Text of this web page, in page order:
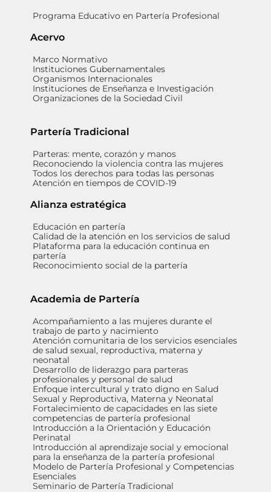
Programa Educativo en Partería Profesional
Acervo
Marco Normativo
Instituciones Gubernamentales
Organismos Internacionales
Instituciones de Enseñanza e Investigación
Organizaciones de la Sociedad Civil
Partería Tradicional
Parteras: mente, corazón y manos
Reconociendo la violencia contra las mujeres
Todos los derechos para todas las personas
Atención en tiempos de COVID-19
Alianza estratégica
Educación en partería
Calidad de la atención en los servicios de salud
Plataforma para la educación continua en
partería
Reconocimiento social de la partería
Academia de Partería
Acompañamiento a las mujeres durante el
trabajo de parto y nacimiento
Atención comunitaria de los servicios esenciales
de salud sexual, reproductiva, materna y
neonatal
Desarrollo de liderazgo para parteras
profesionales y personal de salud
Enfoque intercultural y trato digno en Salud
Sexual y Reproductiva, Materna y Neonatal
Fortalecimiento de capacidades en las siete
competencias de partería profesional
Introducción a la Orientación y Educación
Perinatal
Introducción al aprendizaje social y emocional
para la enseñanza de la partería profesional
Modelo de Partería Profesional y Competencias
Esenciales
Seminario de Partería Tradicional